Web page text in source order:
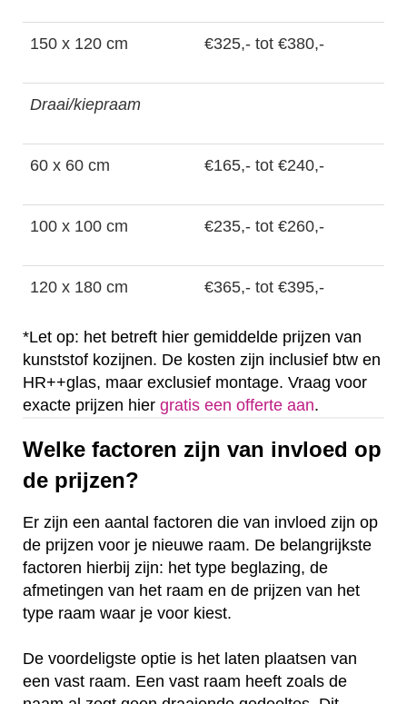
150 x 120 cm €325,- tot €380,-
Draai/kiepraam
60 x 60 cm €165,- tot €240,-
100 x 100 cm €235,- tot €260,-
120 x 180 cm €365,- tot €395,-
*Let op: het betreft hier gemiddelde prijzen van
kunststof kozijnen. De kosten zijn inclusief btw en
HR++glas, maar exclusief montage. Vraag voor
exacte prijzen hier gratis een offerte aan.
Welke factoren zijn van invloed op
de prijzen?
Er zijn een aantal factoren die van invloed zijn op
de prijzen voor je nieuwe raam. De belangrijkste
factoren hierbij zijn: het type beglazing, de
afmetingen van het raam en de prijzen van het
type raam waar je voor kiest.
De voordeligste optie is het laten plaatsen van
een vast raam. Een vast raam heeft zoals de